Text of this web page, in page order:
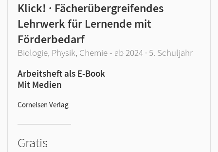
Klick! · Fächerübergreifendes
Lehrwerk für Lernende mit
Förderbedarf
Biologie, Physik, Chemie - ab 2024 · 5. Schuljahr
Arbeitsheft als E-Book
Mit Medien
Cornelsen Verlag
Gratis